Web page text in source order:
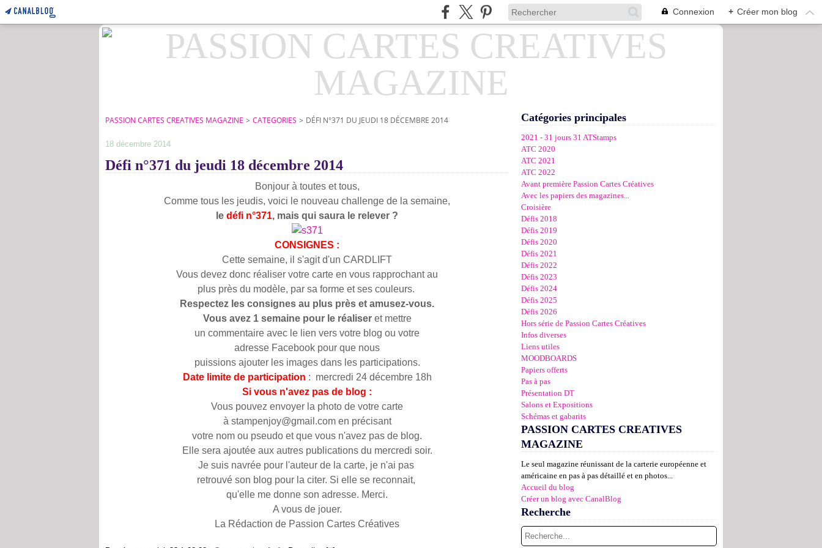
Connexion + Créer mon blog
PASSION CARTES CREATIVES MAGAZINE > CATEGORIES > DÉFI N°371 DU JEUDI 18 DÉCEMBRE 2014
18 décembre 2014
Défi n°371 du jeudi 18 décembre 2014
Bonjour à toutes et tous,
Comme tous les jeudis, voici le nouveau challenge de la semaine,
le défi n°371, mais qui saura le relever ?
CONSIGNES :
Cette semaine, il s'agit d'un CARDLIFT
Vous devez donc réaliser votre carte en vous rapprochant au
plus près du modèle, par sa forme et ses couleurs.
Respectez les consignes au plus près et amusez-vous.
Vous avez 1 semaine pour le réaliser et mettre
un commentaire avec le lien vers votre blog ou votre
adresse Facebook pour que nous
puissions ajouter les images dans les participations.
Date limite de participation : mercredi 24 décembre 18h
Si vous n'avez pas de blog :
Vous pouvez envoyer la photo de votre carte
à stampenjoy@gmail.com en précisant
votre nom ou pseudo et que vous n'avez pas de blog.
Elle sera ajoutée aux autres publications du mercredi soir.
Je suis navrée pour l'auteur de la carte, je n'ai pas
retrouvé son blog pour la citer. Si elle se reconnait,
qu'elle me donne son adresse. Merci.
A vous de jouer.
La Rédaction de Passion Cartes Créatives
Catégories principales
2021 - 31 jours 31 ATStamps
ATC 2020
ATC 2021
ATC 2022
Avant première Passion Cartes Créatives
Avec les papiers des magazines...
Croisière
Défis 2018
Défis 2019
Défis 2020
Défis 2021
Défis 2022
Défis 2023
Défis 2024
Défis 2025
Défis 2026
Hors série de Passion Cartes Créatives
Infos diverses
Liens utiles
MOODBOARDS
Papiers offerts
Pas à pas
Présentation DT
Salons et Expositions
Schémas et gabarits
PASSION CARTES CREATIVES
MAGAZINE
Le seul magazine réunissant de la carterie européenne et
américaine en pas à pas détaillé et en photos...
Accueil du blog
Créer un blog avec CanalBlog
Recherche